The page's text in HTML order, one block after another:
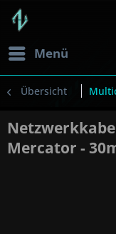
Menü
Übersicht
Mercator -